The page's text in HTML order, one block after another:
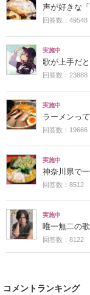
声が好きな
回答数：49548
実施中
歌が上手だ
回答数：23888
実施中
ラーメンっ
回答数：19666
実施中
神奈川県で
回答数：8512
実施中
唯一無二の
回答数：8122
コメントランキング